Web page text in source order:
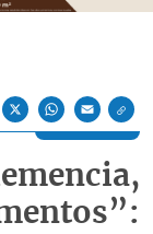
X WhatsAppEmail